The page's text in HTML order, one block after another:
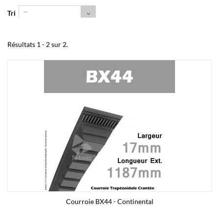
Tri --
Résultats 1 - 2 sur 2.
Courroie BX44 - Continental